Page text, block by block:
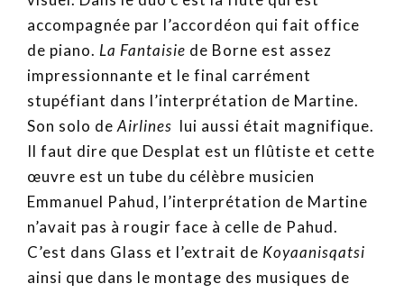
accompagnée par l’accordéon qui fait office
de piano. La Fantaisie de Borne est assez
impressionnante et le final carrément
stupéfiant dans l’interprétation de Martine.
Son solo de Airlines lui aussi était magnifique.
Il faut dire que Desplat est un flûtiste et cette
œuvre est un tube du célèbre musicien
Emmanuel Pahud, l’interprétation de Martine
n’avait pas à rougir face à celle de Pahud.
C’est dans Glass et l’extrait de Koyaanisqatsi
ainsi que dans le montage des musiques de